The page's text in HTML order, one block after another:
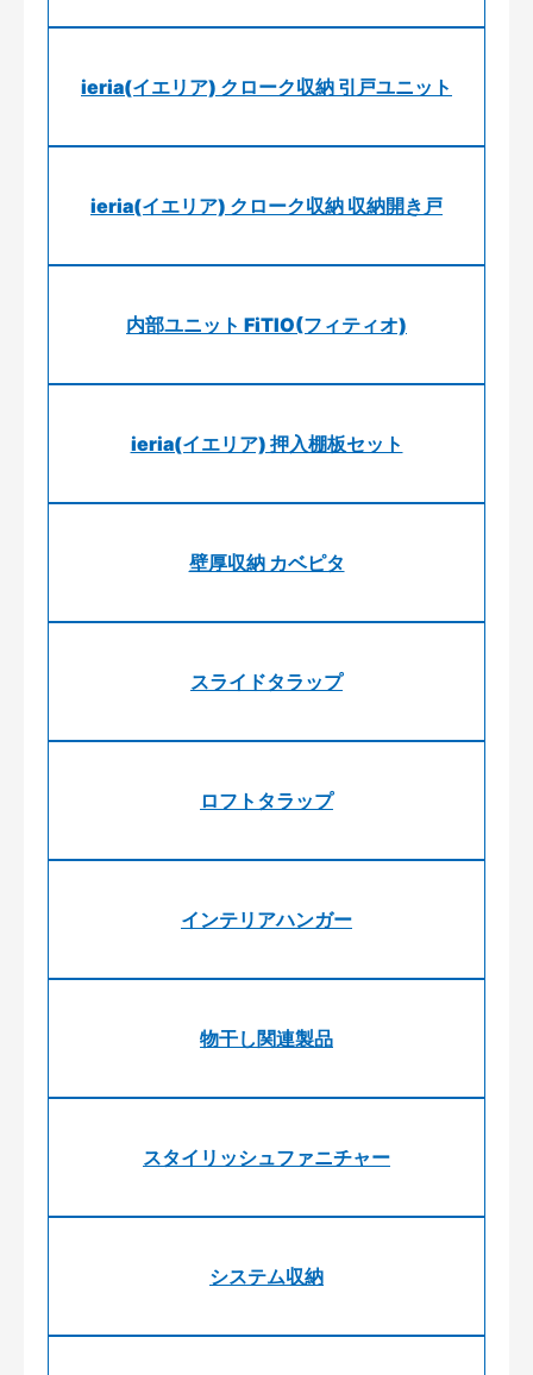
ieria(イエリア) クローク収納 引戸ユニット
ieria(イエリア) クローク収納 収納開き戸
内部ユニット FiTIO(フィティオ)
ieria(イエリア) 押入棚板セット
壁厚収納 カベピタ
スライドタラップ
ロフトタラップ
インテリアハンガー
物干し関連製品
スタイリッシュファニチャー
システム収納